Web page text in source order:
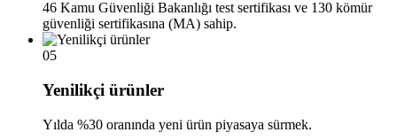
46 Kamu Güvenliği Bakanlığı test sertifikası ve 130 kömür
güvenliği sertifikasına (MA) sahip.
05
Yenilikçi ürünler
Yılda %30 oranında yeni ürün piyasaya sürmek.